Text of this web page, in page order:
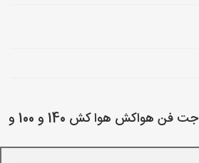
رزومه کسب و کار: جت فن هواکش هوا کش 140 و 100 و